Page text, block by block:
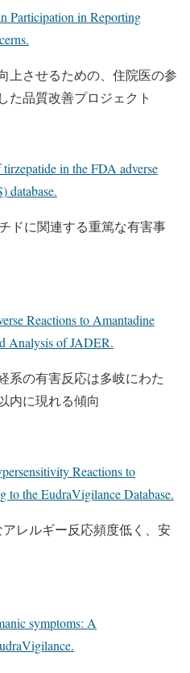
Participation in Reporting
上させるための、住院医の参
た品質改善プロジェクト
in the FDA adverse
database.
ドに関連する重篤な有害事
Reactions to Amantadine
Analysis of JADER.
系の有害反応は多岐にわた
内に現れる傾向
Reactions to
the EudraVigilance Database.
レルギー反応頻度低く、安
symptoms: A